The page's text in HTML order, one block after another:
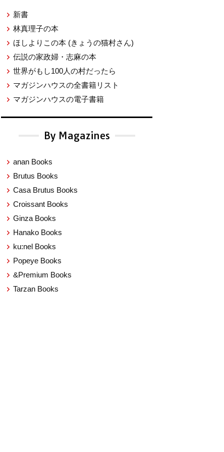
新書
林真理子の本
ほしよりこの本 (きょうの猫村さん)
伝説の家政婦・志麻の本
世界がもし100人の村だったら
マガジンハウスの全書籍リスト
マガジンハウスの電子書籍
By Magazines
anan Books
Brutus Books
Casa Brutus Books
Croissant Books
Ginza Books
Hanako Books
ku:nel Books
Popeye Books
&Premium Books
Tarzan Books